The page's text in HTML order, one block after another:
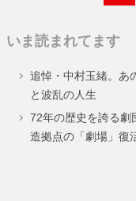
ー
ジ
いま読まれてます
追悼・中村玉緒。あ
と波乱の人生
72年の歴史を誇る劇
造拠点の「劇場」復